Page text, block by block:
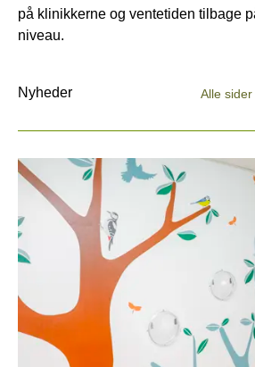
på klinikkerne og ventetiden tilbage
niveau.
Nyheder Alle